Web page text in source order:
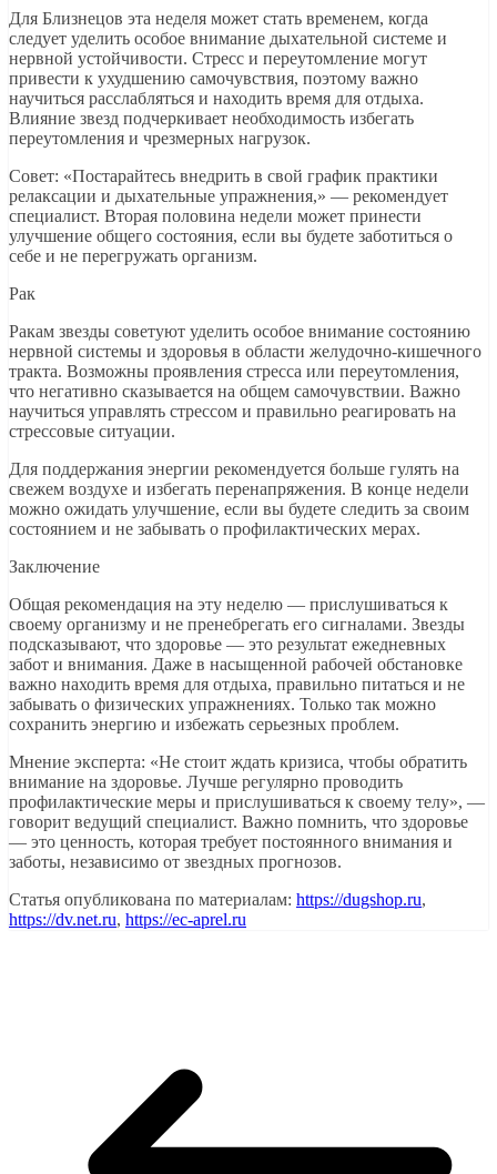
Для Близнецов эта неделя может стать временем, когда
следует уделить особое внимание дыхательной системе и
нервной устойчивости. Стресс и переутомление могут
привести к ухудшению самочувствия, поэтому важно
научиться расслабляться и находить время для отдыха.
Влияние звезд подчеркивает необходимость избегать
переутомления и чрезмерных нагрузок.
Совет: «Постарайтесь внедрить в свой график практики
релаксации и дыхательные упражнения,» — рекомендует
специалист. Вторая половина недели может принести
улучшение общего состояния, если вы будете заботиться о
себе и не перегружать организм.
Рак
Ракам звезды советуют уделить особое внимание состоянию
нервной системы и здоровья в области желудочно-кишечного
тракта. Возможны проявления стресса или переутомления,
что негативно сказывается на общем самочувствии. Важно
научиться управлять стрессом и правильно реагировать на
стрессовые ситуации.
Для поддержания энергии рекомендуется больше гулять на
свежем воздухе и избегать перенапряжения. В конце недели
можно ожидать улучшение, если вы будете следить за своим
состоянием и не забывать о профилактических мерах.
Заключение
Общая рекомендация на эту неделю — прислушиваться к
своему организму и не пренебрегать его сигналами. Звезды
подсказывают, что здоровье — это результат ежедневных
забот и внимания. Даже в насыщенной рабочей обстановке
важно находить время для отдыха, правильно питаться и не
забывать о физических упражнениях. Только так можно
сохранить энергию и избежать серьезных проблем.
Мнение эксперта: «Не стоит ждать кризиса, чтобы обратить
внимание на здоровье. Лучше регулярно проводить
профилактические меры и прислушиваться к своему телу», —
говорит ведущий специалист. Важно помнить, что здоровье
— это ценность, которая требует постоянного внимания и
заботы, независимо от звездных прогнозов.
Статья опубликована по материалам: https://dugshop.ru,
https://dv.net.ru, https://ec-aprel.ru